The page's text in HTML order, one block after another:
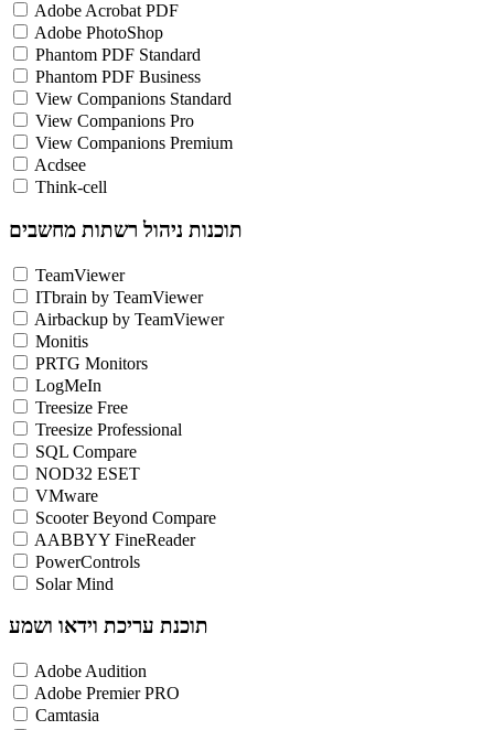
Adobe Acrobat PDF
Adobe PhotoShop
Phantom PDF Standard
Phantom PDF Business
View Companions Standard
View Companions Pro
View Companions Premium
Acdsee
Think-cell
תוכנות ניהול רשתות מחשבים
TeamViewer
ITbrain by TeamViewer
Airbackup by TeamViewer
Monitis
PRTG Monitors
LogMeIn
Treesize Free
Treesize Professional
SQL Compare
NOD32 ESET
VMware
Scooter Beyond Compare
AABBYY FineReader
PowerControls
Solar Mind
תוכנת עריכת וידאו ושמע
Adobe Audition
Adobe Premier PRO
Camtasia